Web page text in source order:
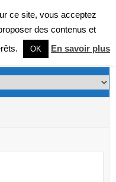
ce site, vous acceptez
des contenus et
OK En savoir plus